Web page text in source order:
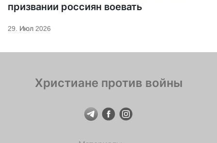
призвании россиян воевать
29. Июл 2026
Христиане против войны